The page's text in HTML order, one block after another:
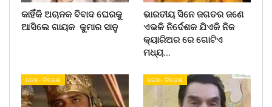
କାହିଁକି ଅଚାନକ ବିବାଦ ଘେରକୁ
ଆସିଲେ ଗାୟକ କୁମାର ସାନୁ
ଭାରତୀୟ ସିନେ ଜଗତର ଜଣେ
ଏଭଳି ନିର୍ଦେଶକ ଯିଏକି ନିଜ
କ୍ୟାରିଅର ରେ ଗୋଟିଏ
ମଧ୍ୟ…
ଦେଶ- ବିଦେଶ ଦେଶ- ବିଦେଶ